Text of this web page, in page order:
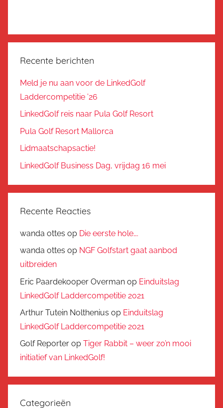
Recente berichten
Meld je nu aan voor de LinkedGolf
Laddercompetitie ’26
LinkedGolf reis naar Pula Golf Resort
Pula Golf Resort Mallorca
Lidmaatschapsactie!
LinkedGolf Business Dag, vrijdag 16 mei
Recente Reacties
wanda ottes op Die eerste hole….
wanda ottes op NGF Golfstart gaat aanbod
uitbreiden
Eric Paardekooper Overman op Einduitslag
LinkedGolf Laddercompetitie 2021
Arthur Tutein Nolthenius op Einduitslag
LinkedGolf Laddercompetitie 2021
Golf Reporter op Tiger Rabbit – weer zo’n mooi
initiatief van LinkedGolf!
Categorieën